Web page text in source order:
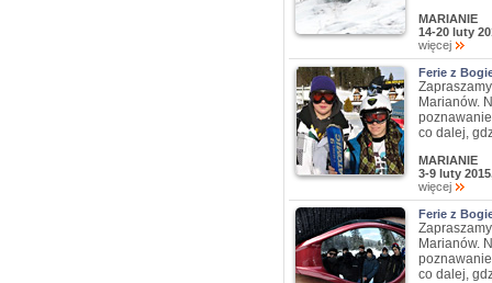
MARIANIE
14-20 luty
więcej
Ferie z
Marianów.
co dalej,
MARIANIE
3-9 luty
więcej
Ferie z
Marianów.
co dalej,